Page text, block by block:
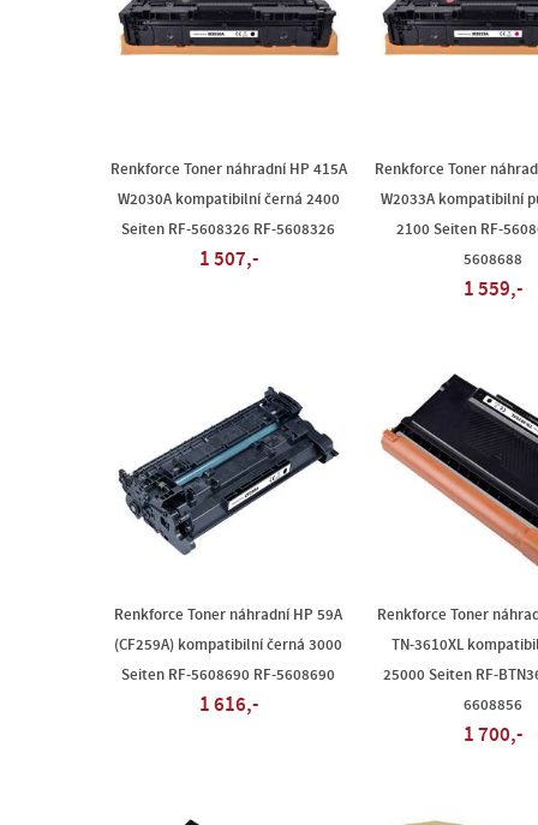
Renkforce Toner náhradní HP 415A
W2030A kompatibilní černá 2400
Seiten RF-5608326 RF-5608326
1 507,-
Renkforce Toner
W2033A kompatibilní
2100 Seiten RF-
5608688
1 559,-
Renkforce Toner náhradní HP 59A
(CF259A) kompatibilní černá 3000
Seiten RF-5608690 RF-5608690
1 616,-
Renkforce Toner
TN-3610XL
25000 Seiten RF-
6608856
1 700,-